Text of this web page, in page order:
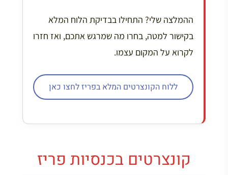
ההמלצה שלי? התחילו בבדיקת הלוח המלא
בקישור למטה, בחרו מה שמרגש אתכם, ואז חזרו
לקרוא על המקום עצמו.
ללוח הקונצרטים המלא בפריז לחצו כאן
קונצרטים בכנסיות פריז